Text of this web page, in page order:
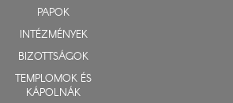
PAPOK
INTÉZMÉNYEK
BIZOTTSÁGOK
TEMPLOMOK ÉS
KÁPOLNÁK